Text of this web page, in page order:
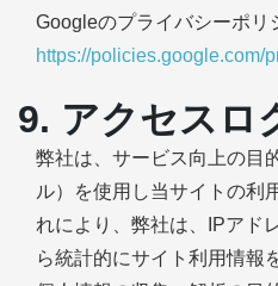
Googleのプライバシーポリ
https://policies.google.com/
9. アクセスロ
弊社は、サービス向上の目
ル）を使用し当サイトの利
れにより、弊社は、IPアド
ら統計的にサイト利用情報